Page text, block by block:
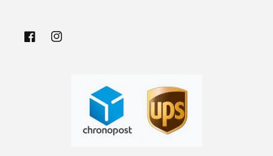
FacebookInstagram